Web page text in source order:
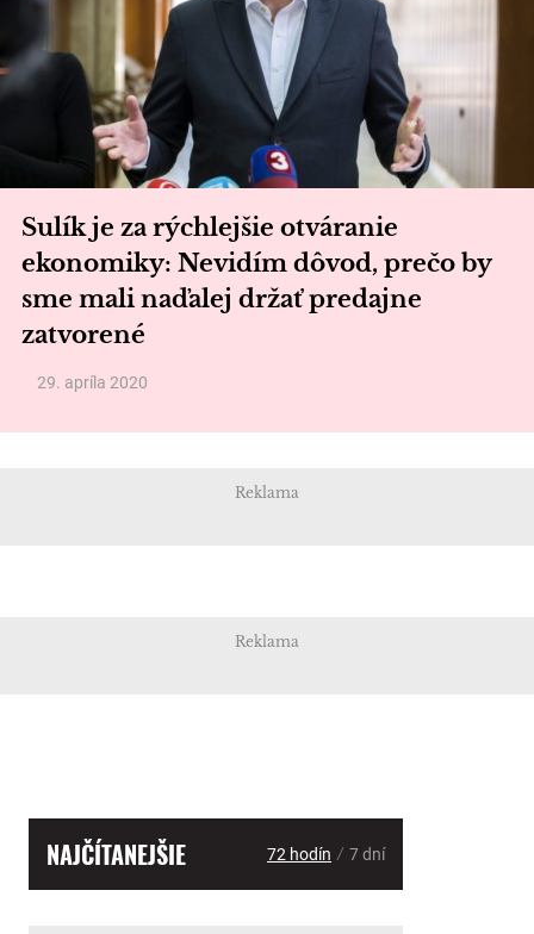
Sulík je za rýchlejšie otváranie
ekonomiky: Nevidím dôvod, prečo by
sme mali naďalej držať predajne
zatvorené
29. apríla 2020
Reklama
Reklama
NAJČÍTANEJŠIE 72 hodín / 7 dní